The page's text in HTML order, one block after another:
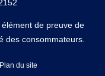
de preuve de
des consommateurs.
Plan du site